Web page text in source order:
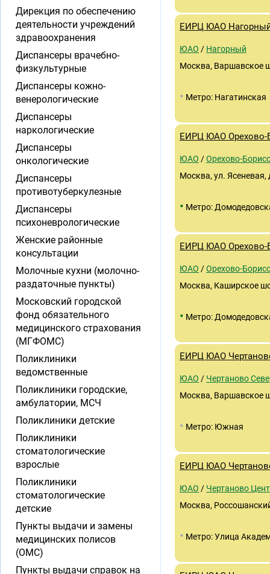
ЕИРЦ ЮАО
ЮАО / Нагорный
Москва, Варшавское
• Метро: Нагатинская
ЕИРЦ ЮАО Орехово-
ЮАО /Орехово-
Москва, ул. Ясеневая,
• Метро:
ЕИРЦ ЮАО
ЮАО /Орехово-
Москва, Каширское
• Метро:
ЕИРЦ ЮАО
ЮАО / Чертаново
Москва, Варшавское
• Метро: Южная
ЕИРЦ ЮАО
ЮАО / Чертаново
Москва,
• Метро: Улица
Дирекция по обеспечению
деятельности учреждений
здравоохранения
Диспансеры врачебно-
физкультурные
Диспансеры кожно-
венерологические
Диспансеры
наркологические
Диспансеры
онкологические
Диспансеры
противотуберкулезные
Диспансеры
психоневрологические
Женские районные
консультации
Молочные кухни (молочно-
раздаточные пункты)
Московский городской
фонд обязательного
медицинского страхования
(МГФОМС)
Поликлиники
ведомственные
Поликлиники городские,
амбулатории, МСЧ
Поликлиники детские
Поликлиники
стоматологические
взрослые
Поликлиники
стоматологические
детские
Пункты выдачи и замены
медицинских полисов
(ОМС)
Пункты выдачи справок на